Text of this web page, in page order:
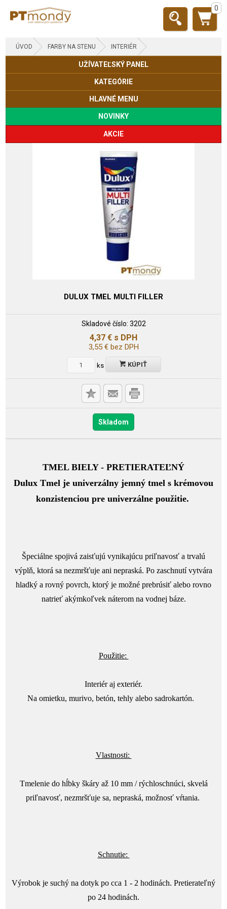
0
ÚVOD FARBY NA STENU INTERIÉR
UŽÍVATEĽSKÝ PANEL
KATEGÓRIE
HLAVNÉ MENU
NOVINKY
AKCIE
DULUX TMEL MULTI FILLER
Skladové číslo: 3202
4,37 € s DPH
3,55 €bez DPH
ks KÚPIŤ
Skladom
TMEL BIELY - PRETIERATEĽNÝ
Dulux Tmel je univerzálny jemný tmel s krémovou
konzistenciou pre univerzálne použitie.
Špeciálne spojivá zaisťujú vynikajúcu priľnavosť a trvalú
výplň, ktorá sa nezmršťuje ani nepraská. Po zaschnutí vytvára
hladký a rovný povrch, ktorý je možné prebrúsiť alebo rovno
natrieť akýmkoľvek náterom na vodnej báze.
Použitie:
Interiér aj exteriér.
Na omietku, murivo, betón, tehly alebo sadrokartón.
Vlastnosti:
Tmelenie do hĺbky škáry až 10 mm / rýchloschnúci, skvelá
priľnavosť, nezmršťuje sa, nepraská, možnosť vŕtania.
Schnutie:
Výrobok je suchý na dotyk po cca 1 - 2 hodinách. Pretierateľný
po 24 hodinách.